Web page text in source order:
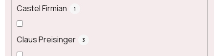
Castel Firmian 1
Claus Preisinger 3